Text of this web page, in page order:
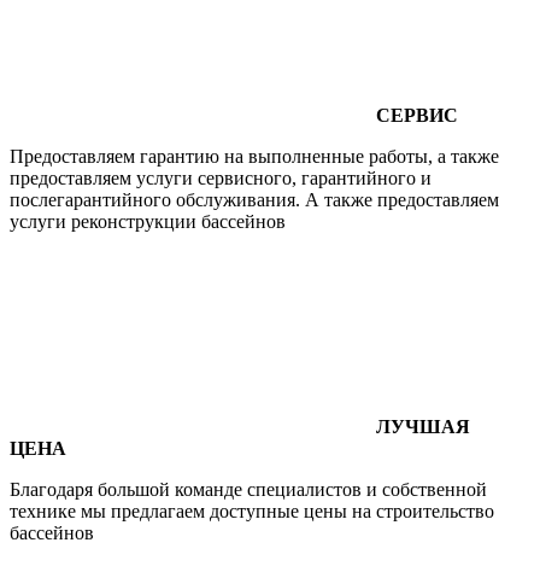
СЕРВИС
Предоставляем гарантию на выполненные работы, а также
предоставляем услуги сервисного, гарантийного и
послегарантийного обслуживания. А также предоставляем
услуги реконструкции бассейнов
ЛУЧШАЯ
ЦЕНА
Благодаря большой команде специалистов и собственной
технике мы предлагаем доступные цены на строительство
бассейнов